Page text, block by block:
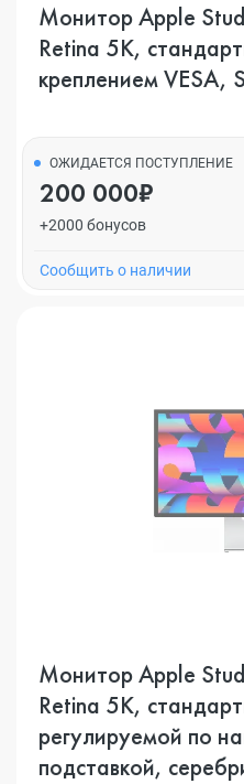
Монитор Apple
Retina 5K,
креплением VESA,
ОЖИДАЕТСЯ ПОСТУПЛЕНИЕ
200 000₽
+2000 бонусов
Cообщить о наличии
Монитор Apple
Retina 5K,
регулируемой по
подставкой,